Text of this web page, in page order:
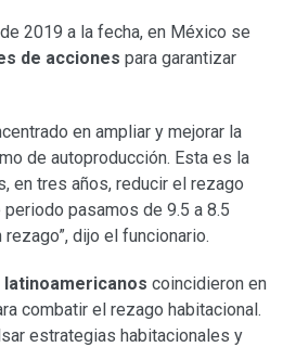
2019 a la fecha, en México se
de acciones para garantizar
en ampliar y mejorar la
de autoproducción. Esta es la
en tres años, reducir el rezago
pasamos de 9.5 a 8.5
dijo el funcionario.
coincidieron en
combatir el rezago habitacional.
estrategias habitacionales y